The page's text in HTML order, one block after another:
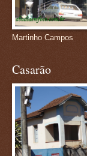
Martinho Campos
Casarão